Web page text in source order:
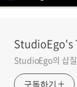
StudioEgo's
StudioEgo의 삽
구독하기